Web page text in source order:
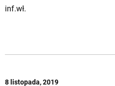
inf.wł.
8 listopada, 2019